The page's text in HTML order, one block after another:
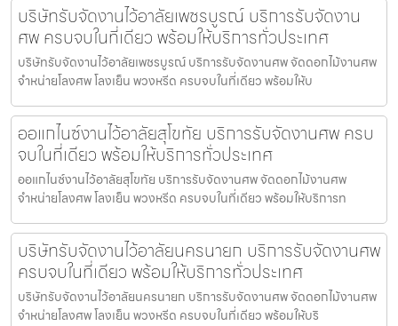
บริษัทรับจัดงานไว้อาลัยเพชรบูรณ์ บริการรับจัดงาน
ศพ ครบจบในที่เดียว พร้อมให้บริการทั่วประเทศ
บริษัทรับจัดงานไว้อาลัยเพชรบูรณ์ บริการรับจัดงานศพ จัดดอกไม้งานศพ
จำหน่ายโลงศพ โลงเย็น พวงหรีด ครบจบในที่เดียว พร้อมให้บ
ออแกไนซ์งานไว้อาลัยสุโขทัย บริการรับจัดงานศพ ครบ
จบในที่เดียว พร้อมให้บริการทั่วประเทศ
ออแกไนซ์งานไว้อาลัยสุโขทัย บริการรับจัดงานศพ จัดดอกไม้งานศพ
จำหน่ายโลงศพ โลงเย็น พวงหรีด ครบจบในที่เดียว พร้อมให้บริการท
บริษัทรับจัดงานไว้อาลัยนครนายก บริการรับจัดงานศพ
ครบจบในที่เดียว พร้อมให้บริการทั่วประเทศ
บริษัทรับจัดงานไว้อาลัยนครนายก บริการรับจัดงานศพ จัดดอกไม้งานศพ
จำหน่ายโลงศพ โลงเย็น พวงหรีด ครบจบในที่เดียว พร้อมให้บริ